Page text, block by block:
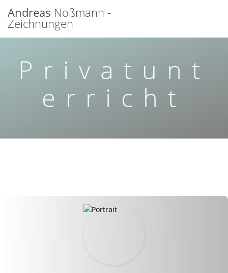
Andreas Noßmann -
Zeichnungen
Privatunt
erricht